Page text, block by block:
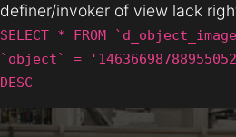
definer/invoker of view lack
SELECT * FROM
`object` =
DESC